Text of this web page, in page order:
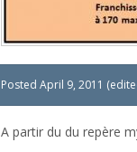
Posted April 9, 2011
A partir du du repère